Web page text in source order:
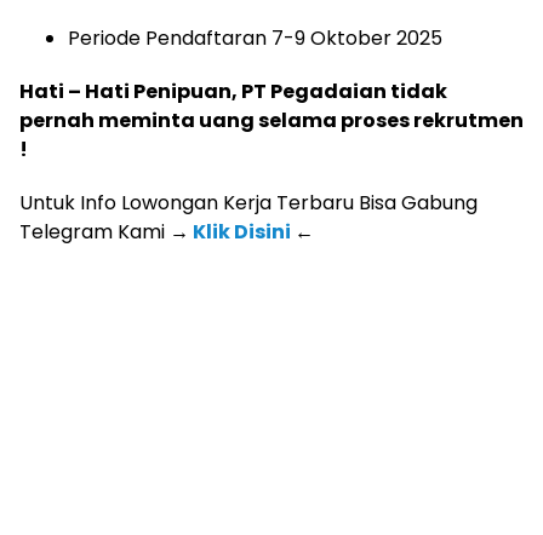
Periode Pendaftaran 7-9 Oktober 2025
Hati – Hati Penipuan, PT Pegadaian tidak
pernah meminta uang selama proses rekrutmen
!
Untuk Info Lowongan Kerja Terbaru Bisa Gabung
Telegram Kami → Klik Disini ←